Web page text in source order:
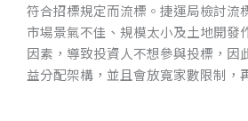
符合招標規定而流標。捷運局檢討流
市場景氣不佳、規模太小及土地開發
因素，導致投資人不想參與投標，因
益分配架構，並且會放寬家數限制，